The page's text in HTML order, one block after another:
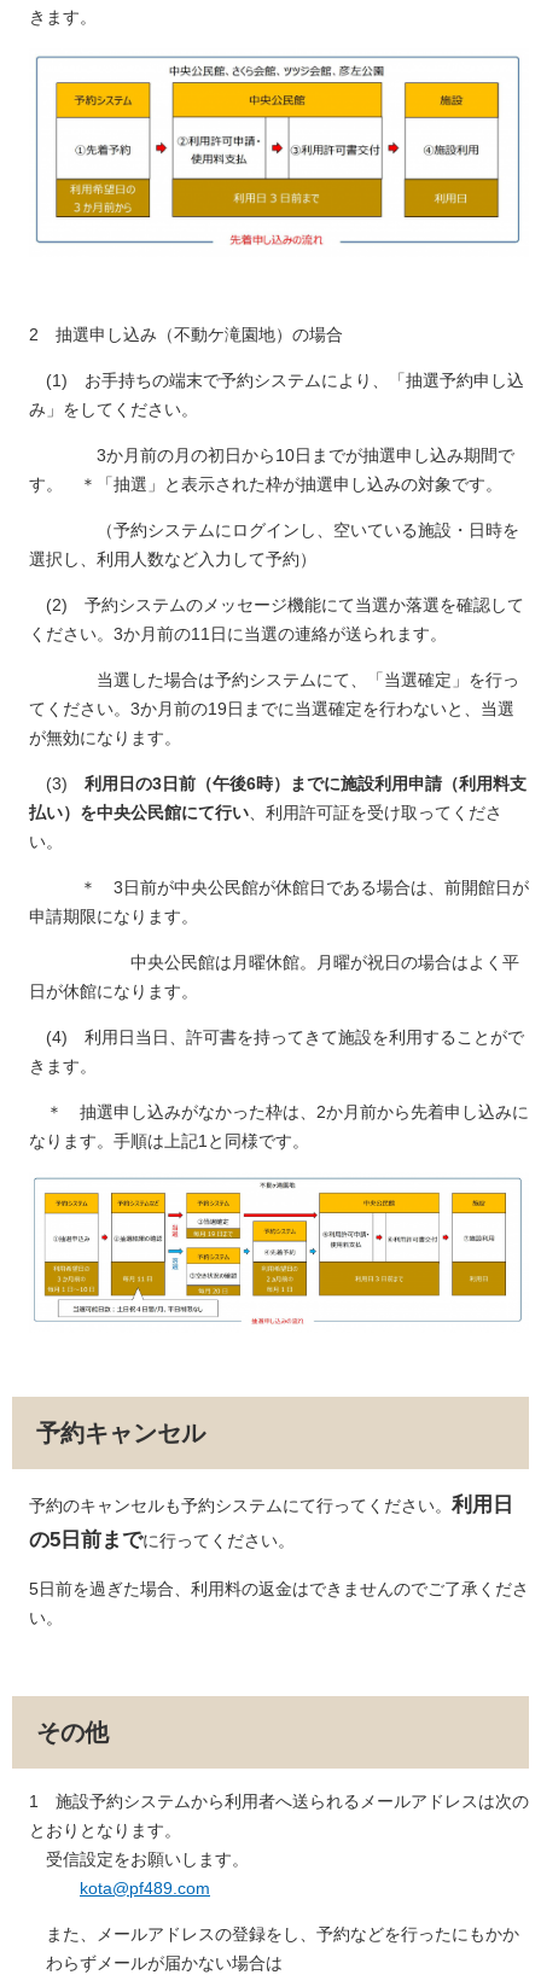
きます。
2 抽選申し込み（不動ケ滝園地）の場合
(1) お手持ちの端末で予約システムにより、「抽選予約申し込
み」をしてください。
3か月前の月の初日から10日までが抽選申し込み期間で
す。 ＊「抽選」と表示された枠が抽選申し込みの対象です。
（予約システムにログインし、空いている施設・日時を
選択し、利用人数など入力して予約）
(2) 予約システムのメッセージ機能にて当選か落選を確認して
ください。3か月前の11日に当選の連絡が送られます。
当選した場合は予約システムにて、「当選確定」を行っ
てください。3か月前の19日までに当選確定を行わないと、当選
が無効になります。
(3) 利用日の3日前（午後6時）までに施設利用申請（利用料支
払い）を中央公民館にて行い、利用許可証を受け取ってくださ
い。
＊ 3日前が中央公民館が休館日である場合は、前開館日が
申請期限になります。
中央公民館は月曜休館。月曜が祝日の場合はよく平
日が休館になります。
(4) 利用日当日、許可書を持ってきて施設を利用することがで
きます。
＊ 抽選申し込みがなかった枠は、2か月前から先着申し込みに
なります。手順は上記1と同様です。
予約キャンセル
予約のキャンセルも予約システムにて行ってください。 利用日
の5日前までに行ってください。
5日前を過ぎた場合、利用料の返金はできませんのでご了承くださ
い。
その他
1 施設予約システムから利用者へ送られるメールアドレスは次の
とおりとなります。
受信設定をお願いします。
kota@pf489.com
また、 メールアドレスの登録をし、予約などを行ったにもかか
わらずメールが届かない場合は